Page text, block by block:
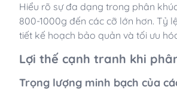
Hiểu rõ sự đa dạng trong phân
800-1000g đến các cỡ lớn hơn. Tỷ
tiết kế hoạch bảo quản và tối ưu
Lợi thế cạnh tranh khi
Trọng lượng minh bạch của